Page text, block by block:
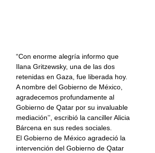
“Con enorme alegría informo que
Ilana Gritzewsky, una de las dos
retenidas en Gaza, fue liberada hoy.
A nombre del Gobierno de México,
agradecemos profundamente al
Gobierno de Qatar por su invaluable
mediación’’, escribió la canciller Alicia
Bárcena en sus redes sociales.
El Gobierno de México agradeció la
intervención del Gobierno de Qatar